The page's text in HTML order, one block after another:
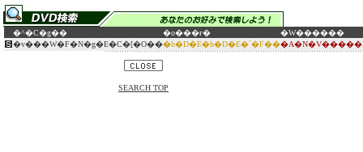
�^�C�g�� �o���ғ�
�W������
�v���W�F�N�g�E�C�[�O���h�D�E�h�D�E�`�F��
SEARCH TOP